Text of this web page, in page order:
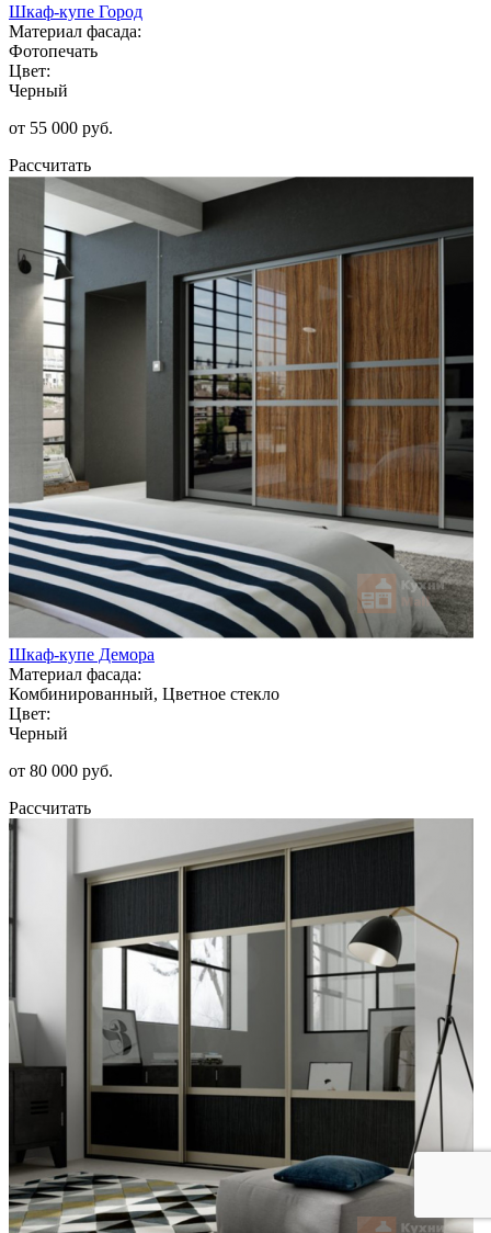
Шкаф-купе Город
Материал фасада:
Фотопечать
Цвет:
Черный
от 55 000 руб.
Рассчитать
Шкаф-купе Демора
Материал фасада:
Комбинированный, Цветное стекло
Цвет:
Черный
от 80 000 руб.
Рассчитать